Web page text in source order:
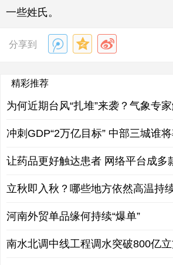
一些姓氏。
分享到
精彩推荐
为何近期台风“扎堆”来袭？气象专
冲刺GDP“2万亿目标” 中部三城谁
让药品更好触达患者 网络平台成多
立秋即入秋？哪些地方依然高温持
河南外贸单品缘何持续“爆单”
南水北调中线工程调水突破800亿